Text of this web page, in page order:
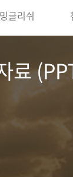
글리쉬
료